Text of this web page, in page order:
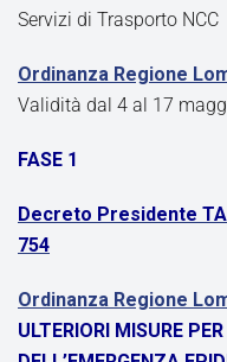
Servizi di Trasporto NCC
Ordinanza Regione
Validità dal 4 al 17
FASE 1
Decreto Presidente
754
Ordinanza Regione
ULTERIORI MISURE